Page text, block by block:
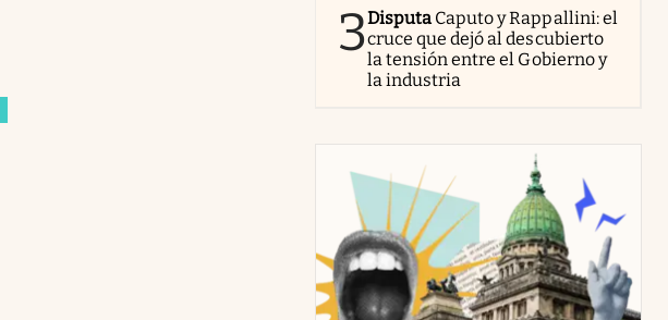
3Disputa Caputo y Rappallini: el
cruce que dejó al descubierto
la tensión entre el Gobierno y
la industria